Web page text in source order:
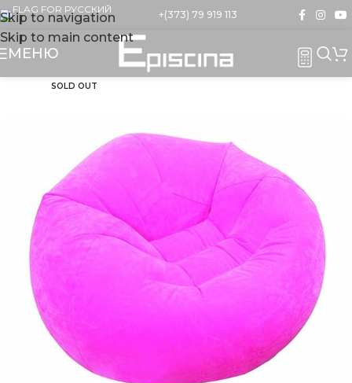
Skip to navigation
Skip to main content
+(373) 79 919 113
МЕНЮ
SOLD OUT